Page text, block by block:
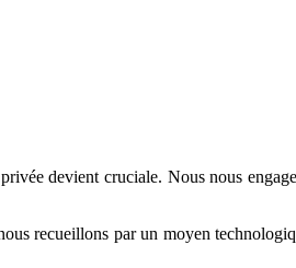
devient cruciale. Nous nous
recueillons par un moyen